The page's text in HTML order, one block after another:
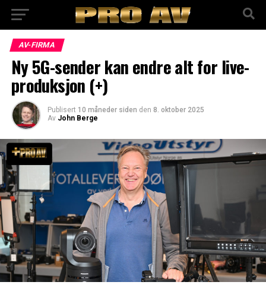
AV-FIRMA
Ny 5G-sender kan endre alt for live-
produksjon (+)
Publisert 10 måneder siden den 8. oktober 2025
Av John Berge